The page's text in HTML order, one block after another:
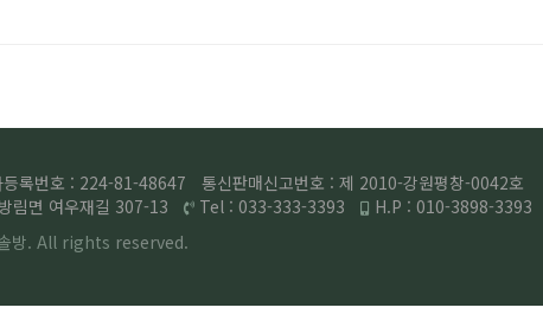
등록번호 : 224-81-48647
통신판매신고번호 : 제 2010-강원평창-0042호
림면 여우재길 307-13
Tel : 033-333-3393 H.P : 010-3898-3393
방. All rights reserved.